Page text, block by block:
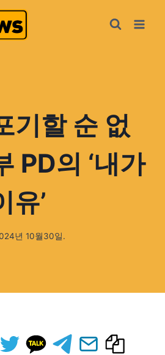
기할 순 없
PD의 ‘내가
유’
년 10월30일.